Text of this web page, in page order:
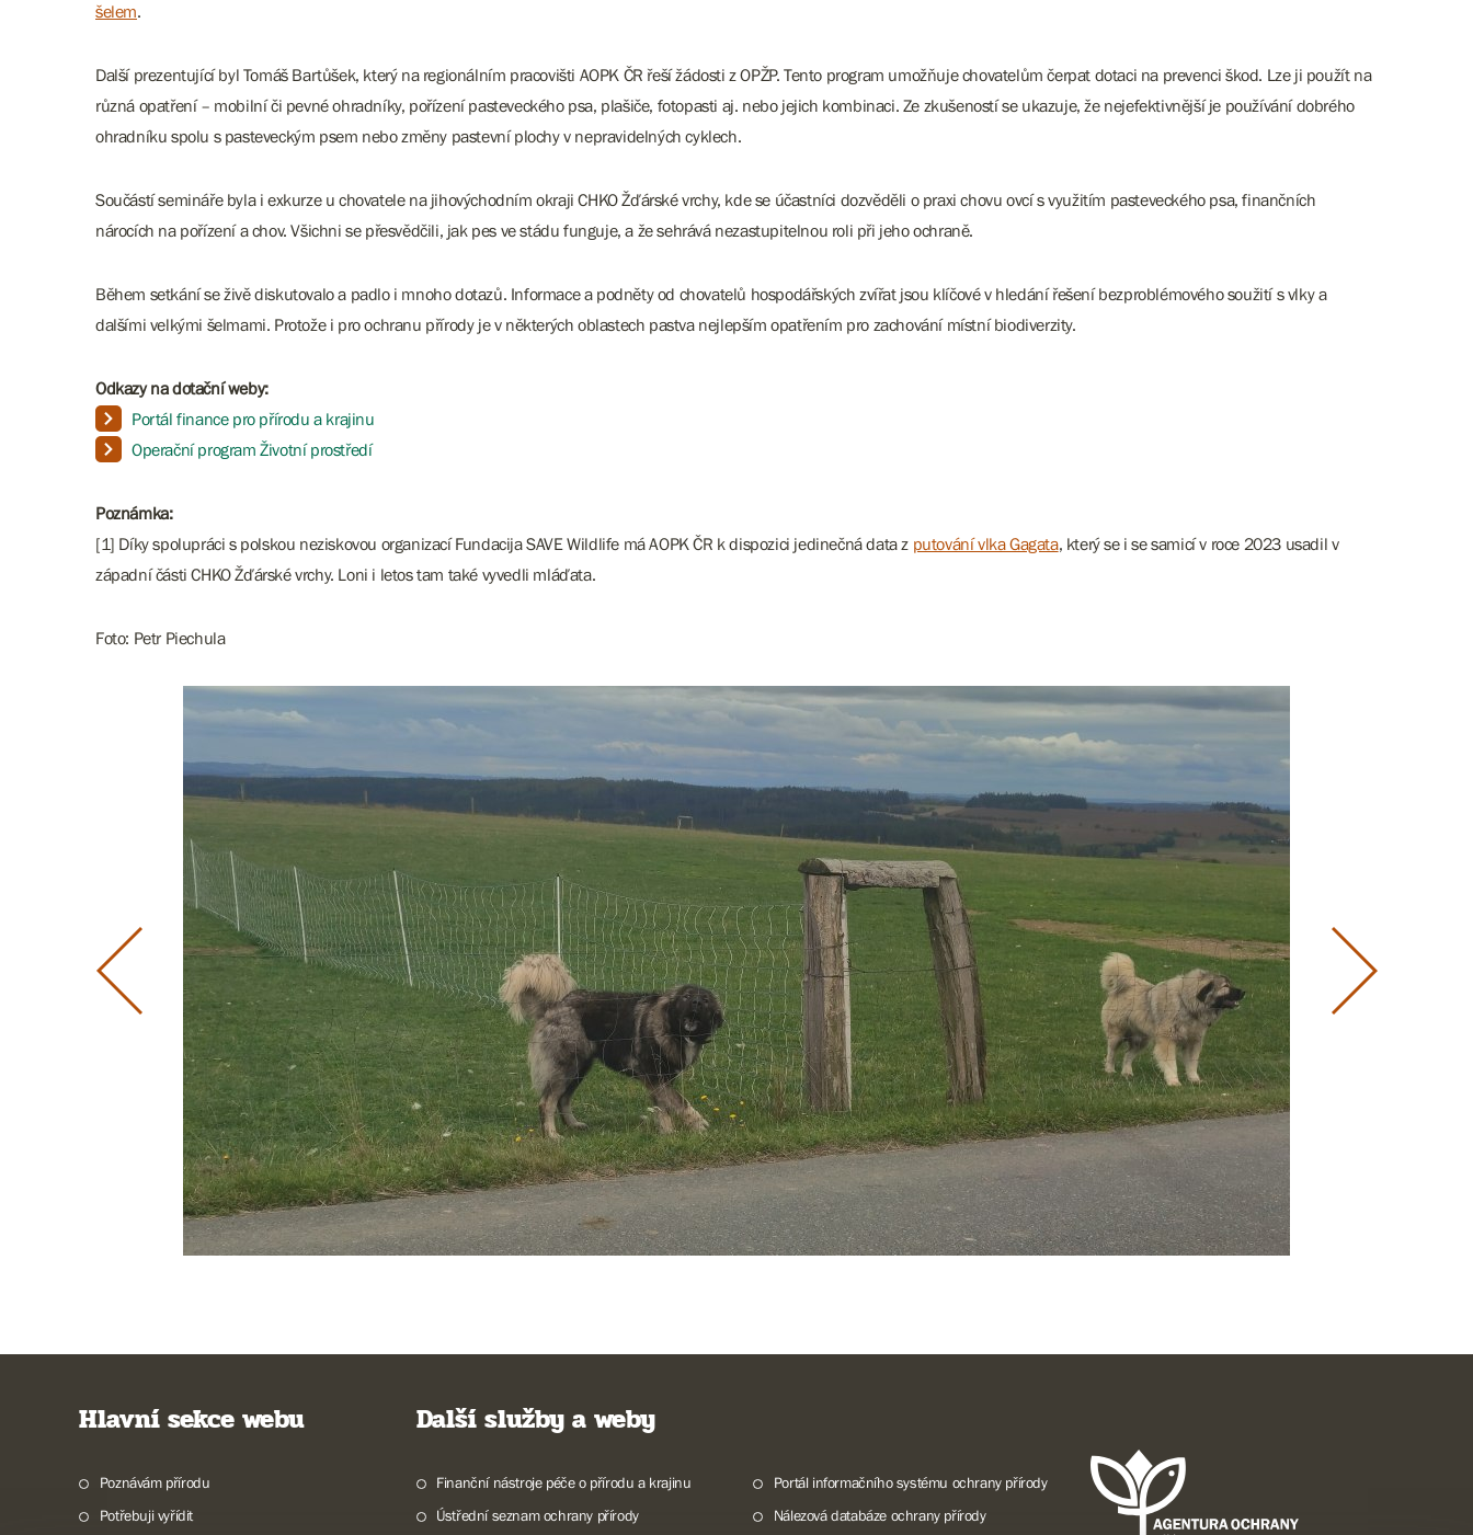
šelem.
Další prezentující byl Tomáš Bartůšek, který na regionálním pracovišti AOPK ČR řeší žádosti z OPŽP. Tento program umožňuje chovatelům čerpat dotaci na prevenci škod. Lze ji použít na
různá opatření – mobilní či pevné ohradníky, pořízení pasteveckého psa, plašiče, fotopasti aj. nebo jejich kombinaci. Ze zkušeností se ukazuje, že nejefektivnější je používání dobrého
ohradníku spolu s pasteveckým psem nebo změny pastevní plochy v nepravidelných cyklech.
Součástí semináře byla i exkurze u chovatele na jihovýchodním okraji CHKO Žďárské vrchy, kde se účastníci dozvěděli o praxi chovu ovcí s využitím pasteveckého psa, finančních
nárocích na pořízení a chov. Všichni se přesvědčili, jak pes ve stádu funguje, a že sehrává nezastupitelnou roli při jeho ochraně.
Během setkání se živě diskutovalo a padlo i mnoho dotazů. Informace a podněty od chovatelů hospodářských zvířat jsou klíčové v hledání řešení bezproblémového soužití s vlky a
dalšími velkými šelmami. Protože i pro ochranu přírody je v některých oblastech pastva nejlepším opatřením pro zachování místní biodiverzity.
Odkazy na dotační weby:
Portál finance pro přírodu a krajinu
Operační program Životní prostředí
Poznámka:
[1] Díky spolupráci s polskou neziskovou organizací Fundacija SAVE Wildlife má AOPK ČR k dispozici jedinečná data z putování vlka Gagata, který se i se samicí v roce 2023 usadil v
západní části CHKO Žďárské vrchy. Loni i letos tam také vyvedli mláďata.
Foto: Petr Piechula
Hlavní sekce webu
Poznávám přírodu
Potřebuji vyřídit
Další služby a weby
Finanční nástroje péče o přírodu a krajinu
Ústřední seznam ochrany přírody
Portál informačního systému ochrany přírody
Nálezová databáze ochrany přírody